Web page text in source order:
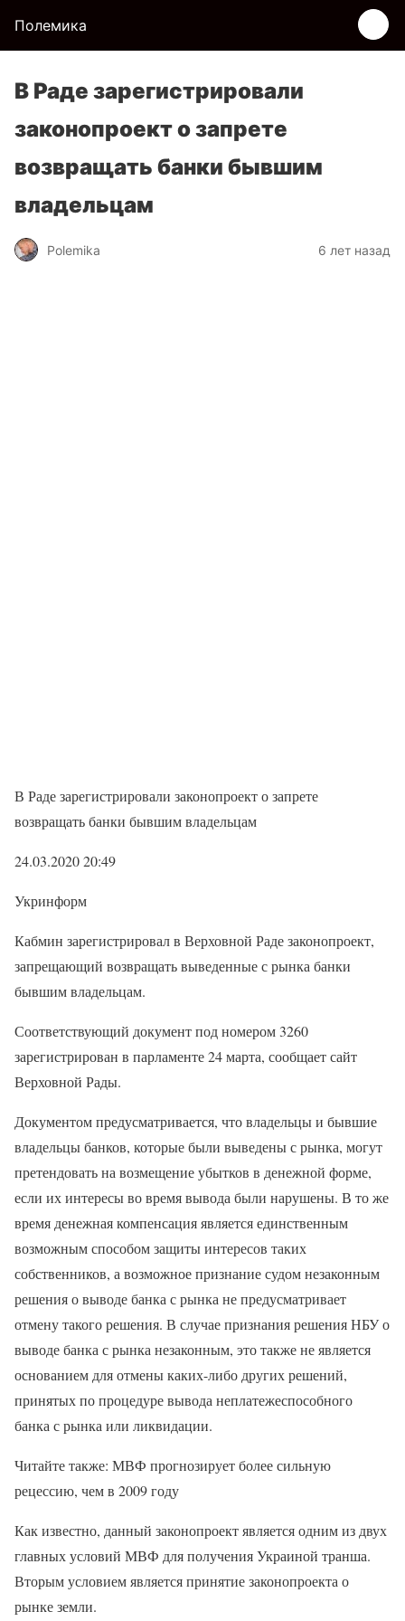
Полемика
В Раде зарегистрировали
законопроект о запрете
возвращать банки бывшим
владельцам
Polemika 6 лет назад
В Раде зарегистрировали законопроект о запрете
возвращать банки бывшим владельцам
24.03.2020 20:49
Укринформ
Кабмин зарегистрировал в Верховной Раде законопроект,
запрещающий возвращать выведенные с рынка банки
бывшим владельцам.
Соответствующий документ под номером 3260
зарегистрирован в парламенте 24 марта, сообщает сайт
Верховной Рады.
Документом предусматривается, что владельцы и бывшие
владельцы банков, которые были выведены с рынка, могут
претендовать на возмещение убытков в денежной форме,
если их интересы во время вывода были нарушены. В то же
время денежная компенсация является единственным
возможным способом защиты интересов таких
собственников, а возможное признание судом незаконным
решения о выводе банка с рынка не предусматривает
отмену такого решения. В случае признания решения НБУ о
выводе банка с рынка незаконным, это также не является
основанием для отмены каких-либо других решений,
принятых по процедуре вывода неплатежеспособного
банка с рынка или ликвидации.
Читайте также: МВФ прогнозирует более сильную
рецессию, чем в 2009 году
Как известно, данный законопроект является одним из двух
главных условий МВФ для получения Украиной транша.
Вторым условием является принятие законопроекта о
рынке земли.